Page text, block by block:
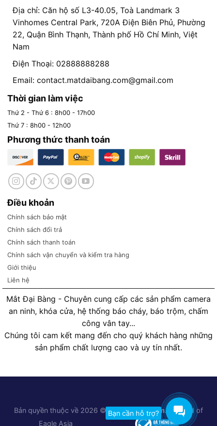
Địa chỉ: Căn hộ số L3-40.05, Toà Landmark 3
Vinhomes Central Park, 720A Điện Biên Phủ, Phường
22, Quận Bình Thạnh, Thành phố Hồ Chí Minh, Việt
Nam
Điện Thoại: 02888888288
Email: contact.matdaibang.com@gmail.com
Thời gian làm việc
Thứ 2 - Thứ 6 : 8h00 - 17h00
Thứ 7 : 8h00 - 12h00
Phương thức thanh toán
Điều khoản
Chính sách bảo mật
Chính sách đổi trả
Chính sách thanh toán
Chính sách vận chuyển và kiểm tra hàng
Giới thiệu
Liên hệ
Mắt Đại Bàng - Chuyên cung cấp các sản phẩm camera
an ninh, khóa cửa, hệ thống báo cháy, báo trộm, chấm
công vân tay...
Chúng tôi cam kết mang đến cho quý khách hàng những
sản phẩm chất lượng cao và uy tín nhất.
Bạn cần hỗ trợ?
Bản quyền thuộc về 2026 © Matdaibang.com. A brand of
Eagle Asia